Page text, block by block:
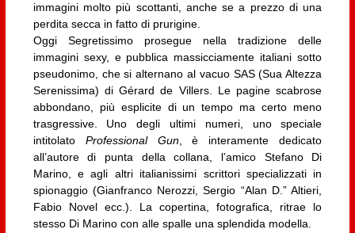
immagini molto più scottanti, anche se a prezzo di una
perdita secca in fatto di prurigine.
Oggi Segretissimo prosegue nella tradizione delle
immagini sexy, e pubblica massicciamente italiani sotto
pseudonimo, che si alternano al vacuo SAS (Sua Altezza
Serenissima) di Gérard de Villers. Le pagine scabrose
abbondano, più esplicite di un tempo ma certo meno
trasgressive. Uno degli ultimi numeri, uno speciale
intitolato Professional Gun, è interamente dedicato
all’autore di punta della collana, l’amico Stefano Di
Marino, e agli altri italianissimi scrittori specializzati in
spionaggio (Gianfranco Nerozzi, Sergio “Alan D.” Altieri,
Fabio Novel ecc.). La copertina, fotografica, ritrae lo
stesso Di Marino con alle spalle una splendida modella.